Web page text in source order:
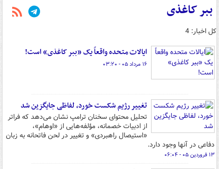
ببر کاغذی
کل اخبار: 4
ایالات متحده واقعاً یک «ببر کاغذی» است!
۱۶ مرداد ۰۵ - ۰۳:۲۰
تغییر رژیم شکست خورد، لفاظی جایگزین شد
تحلیل محتوای سخنان ترامپ نشان می‌دهد که فراتر
از ادبیات خصمانه، مؤلفه‌هایی از «اوهام»،
«استیصال راهبردی» و تغییر در لحن فاتحانه به زبان
دفاعی در آنها وجود دارد.
۱۳ فروردین ۰۵ - ۰۶:۰۴